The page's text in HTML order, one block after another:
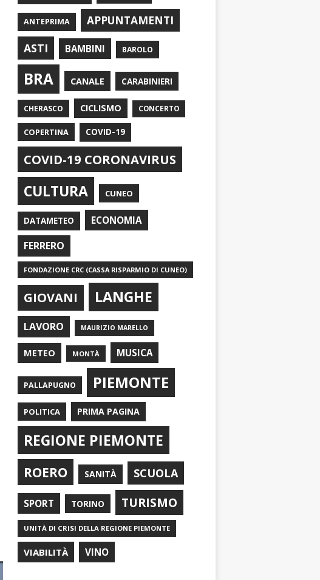
ANTEPRIMA
APPUNTAMENTI
ASTI
BAMBINI BAROLO
BRA CANALE CARABINIERI
CHERASCO CICLISMO CONCERTO
COPERTINA COVID-19
COVID-19 CORONAVIRUS
CULTURA CUNEO
DATAMETEO ECONOMIA
FERRERO
FONDAZIONE CRC (CASSA RISPARMIO DI CUNEO)
GIOVANI LANGHE
LAVORO MAURIZIO MARELLO
METEO MONTÀ MUSICA
PALLAPUGNO PIEMONTE
POLITICA PRIMA PAGINA
REGIONE PIEMONTE
ROERO SANITÀ SCUOLA
SPORT TORINO TURISMO
UNITÀ DI CRISI DELLA REGIONE PIEMONTE
VIABILITÀ VINO